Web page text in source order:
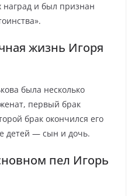
и был признан
жизнь Игоря
была несколько
первый брак
брак окончился его
детей — сын и дочь.
пел Игорь